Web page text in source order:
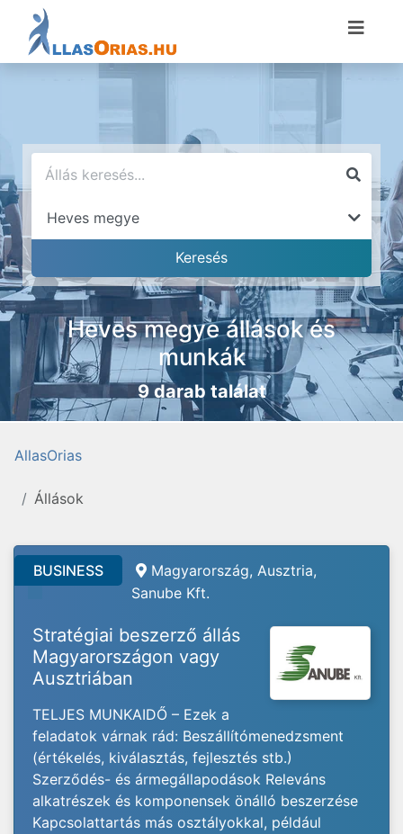
Heves megye állások és
munkák
9 darab találat
AllasOrias
Állások
BUSINESS
Magyarország, Ausztria,
Sanube Kft.
Stratégiai beszerző állás
Magyarországon vagy
Ausztriában
TELJES MUNKAIDŐ – Ezek a
feladatok várnak rád: Beszállítómenedzsment
(értékelés, kiválasztás, fejlesztés stb.)
Szerződés- és ármegállapodások Releváns
alkatrészek és komponensek önálló beszerzése
Kapcsolattartás más osztályokkal, például